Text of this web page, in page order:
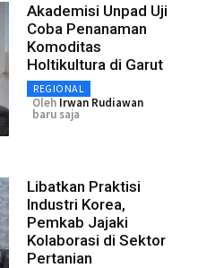
Akademisi Unpad Uji
Coba Penanaman
Komoditas
Holtikultura di Garut
REGIONAL
Oleh Irwan Rudiawan
baru saja
Libatkan Praktisi
Industri Korea,
Pemkab Jajaki
Kolaborasi di Sektor
Pertanian